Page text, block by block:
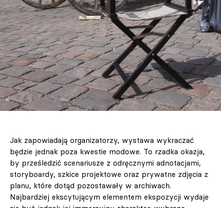
Jak zapowiadają organizatorzy, wystawa wykraczać
będzie jednak poza kwestie modowe. To rzadka okazja,
by prześledzić scenariusze z odręcznymi adnotacjami,
storyboardy, szkice projektowe oraz prywatne zdjęcia z
planu, które dotąd pozostawały w archiwach.
Najbardziej ekscytującym elementem ekspozycji wydaje